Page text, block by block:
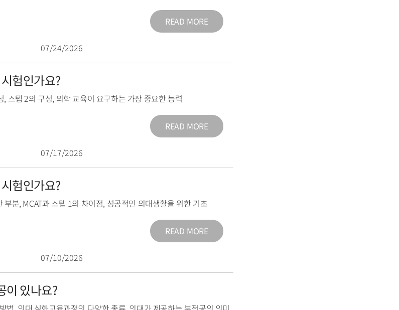
READ MORE
07/24/2026
험인가요?
, 스텝 2의 구성, 의학 교육이 요구하는 가장 중요한 능력
READ MORE
07/17/2026
험인가요?
부분, MCAT과 스텝 1의 차이점, 성공적인 의대생활을 위한 기초
READ MORE
07/10/2026
이 있나요?